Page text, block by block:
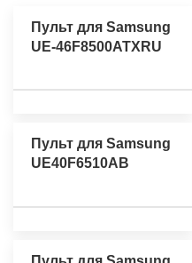
Пульт для Samsung
UE-46F8500ATXRU
Пульт для Samsung
UE40F6510AB